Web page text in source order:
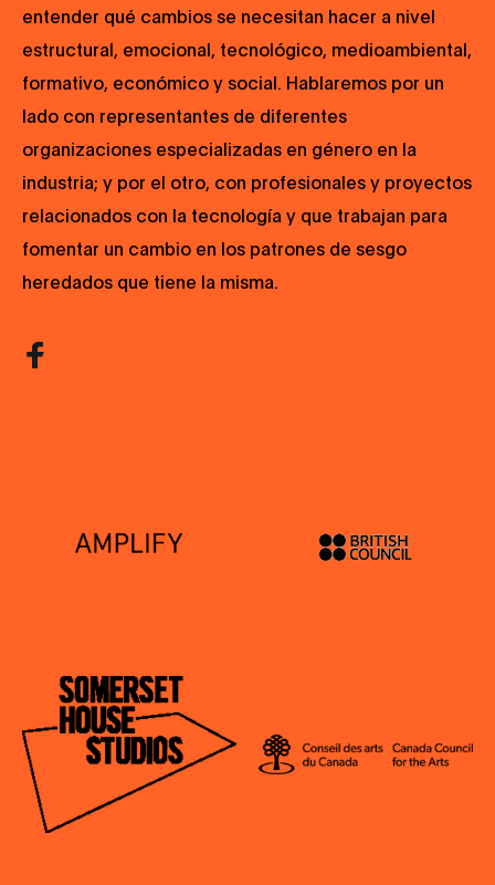
entender qué cambios se necesitan hacer a nivel
estructural, emocional, tecnológico, medioambiental,
formativo, económico y social. Hablaremos por un
lado con representantes de diferentes
organizaciones especializadas en género en la
industria; y por el otro, con profesionales y proyectos
relacionados con la tecnología y que trabajan para
fomentar un cambio en los patrones de sesgo
heredados que tiene la misma.